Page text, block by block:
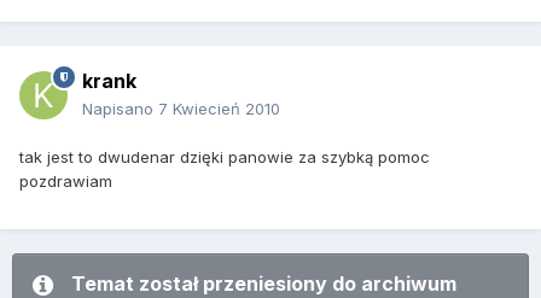
krank
Napisano 7 Kwiecień 2010
tak jest to dwudenar dzięki panowie za szybką pomoc
pozdrawiam
Temat został przeniesiony do archiwum